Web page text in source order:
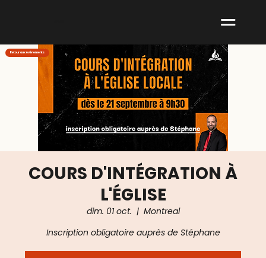
COURS D'INTÉGRATION À
L'ÉGLISE
dim. 01 oct.
  |
Montreal
Inscription obligatoire auprès de Stéphane
Retour aux événements